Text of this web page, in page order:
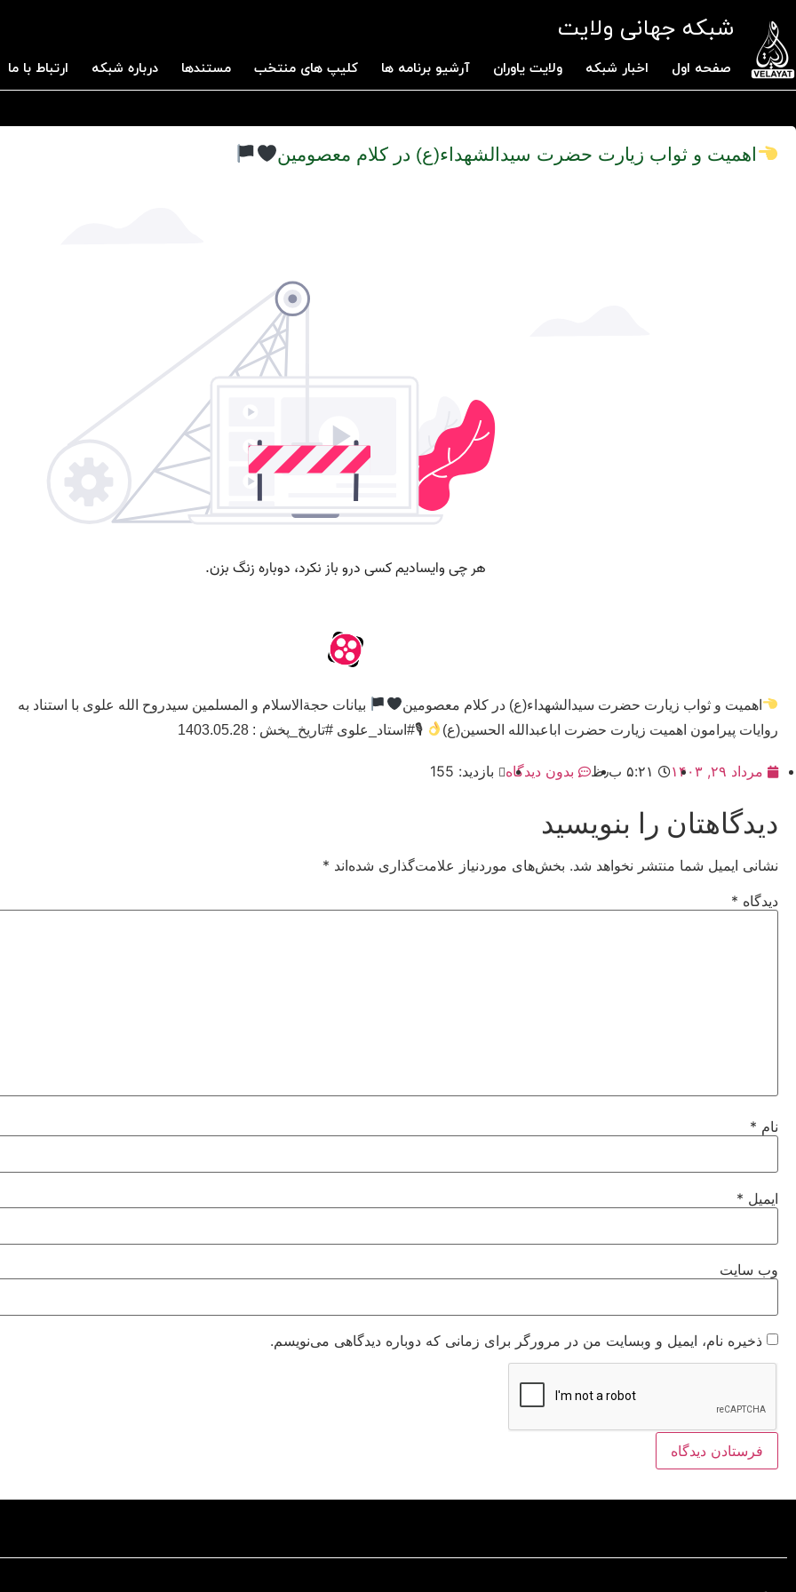
شبکه جهانی ولایت
صفحه اول اخبار شبکه ولایت یاوران آرشیو برنامه ها کلیپ های منتخب مستندها درباره شبکه ارتباط با ما
اهمیت و ثواب زیارت حضرت سیدالشهداء(ع) در کلام معصومین
اهمیت و ثواب زیارت حضرت سیدالشهداء(ع) در کلام معصومین
بیانات حجةالاسلام و المسلمین سیدروح الله علوی با استناد به
روایات پیرامون اهمیت زیارت حضرت اباعبدالله الحسین(ع)
🎙#استاد_علوی #تاریخ_پخش : 1403.05.28
مرداد ۲۹, ۱۴۰۳ ۵:۲۱ ب٫ظ بدون دیدگاه بازدید: 155
دیدگاهتان را بنویسید
نشانی ایمیل شما منتشر نخواهد شد. بخش‌های موردنیاز علامت‌گذاری شده‌اند *
دیدگاه *
نام *
ایمیل *
وب‌ سایت
ذخیره نام، ایمیل و وبسایت من در مرورگر برای زمانی که دوباره دیدگاهی می‌نویسم.